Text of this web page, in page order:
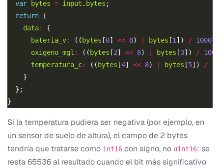
var
bytes = input . bytes
return
data:
bateria_v: (( bytes [0] << 8) bytes [1 ]) / 1000
oxigeno_mgl : (( bytes [2] << 8) bytes [3]) / 100
temperatura_c: (( bytes [4] << 8) bytes [5]) /
Si la temperatura pudiera ser negativa (por ejemplo, en
un sensor de suelo de altura), el campo de 2 bytes
tendría que tratarse como int16 con signo, no uint16: se
resta 65536 al resultado cuando el bit más significativo